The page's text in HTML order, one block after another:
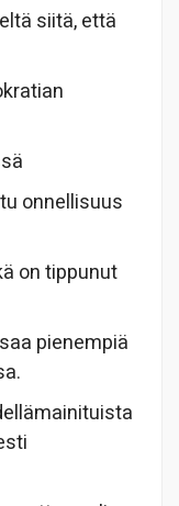
siitä, että
onnellisuus
on tippunut
pienempiä